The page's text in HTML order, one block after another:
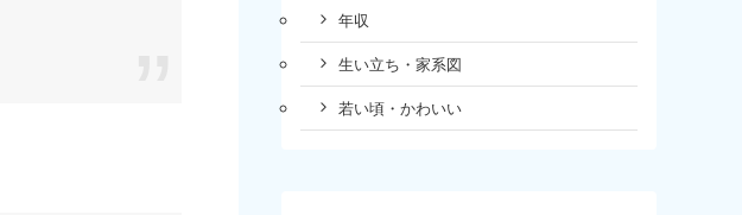
年収
生い立ち・家系図
若い頃・かわいい